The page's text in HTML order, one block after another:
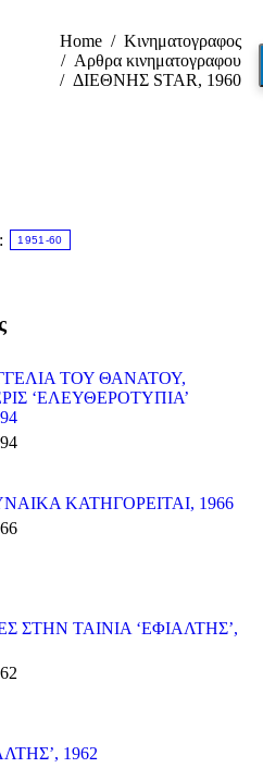
Home
Κινηματογραφος
Αρθρα κινηματογραφου
ΔΙΕΘΝΗΣ STAR, 1960
1951-60
ΤΟΥ ΘΑΝΑΤΟΥ,
‘ΕΛΕΥΘΕΡΟΤΥΠΙΑ’
ΚΑΤΗΓΟΡΕΙΤΑΙ, 1966
ΣΤΗΝ ΤΑΙΝΙΑ ‘ΕΦΙΑΛΤΗΣ’,
1962